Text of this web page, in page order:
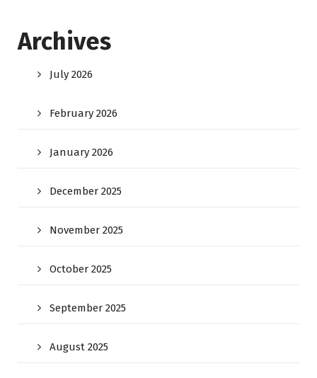
Archives
July 2026
February 2026
January 2026
December 2025
November 2025
October 2025
September 2025
August 2025